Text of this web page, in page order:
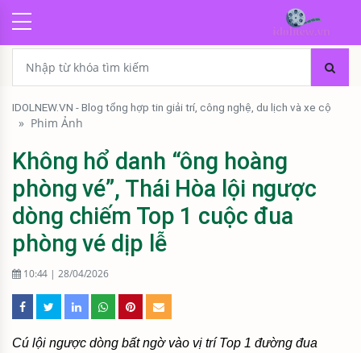
IDOLNEW.VN - Blog tổng hợp tin giải trí, công nghệ, du lịch và xe cộ
» Phim Ảnh
Không hổ danh “ông hoàng
phòng vé”, Thái Hòa lội ngược
dòng chiếm Top 1 cuộc đua
phòng vé dịp lễ
10:44 | 28/04/2026
Cú lội ngược dòng bất ngờ vào vị trí Top 1 đường đua